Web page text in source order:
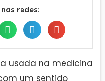
redes:
usada na medicina
um sentido